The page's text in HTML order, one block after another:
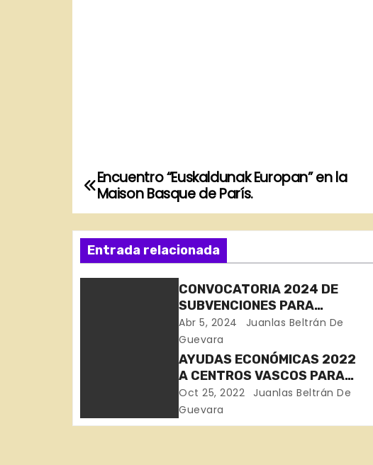
N
a
v
e
ó
Encuentro “Euskaldunak Europan” en la
Maison Basque de París.
Entrada relacionada
CONVOCATORIA 2024 DE
SUBVENCIONES PARA
CENTROS VASCOS – EUSKAL
ETXEAK
Abr 5, 2024
Juanlas Beltrán De
Guevara
AYUDAS ECONÓMICAS 2022
A CENTROS VASCOS PARA
ATENDER NECESIDADES
ASISTENCIALES Y
SITUACIONES DE EXTREMA
Oct 25, 2022
Juanlas Beltrán De
Guevara